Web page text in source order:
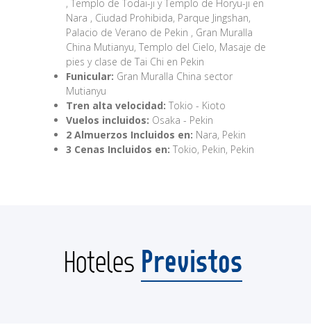
, Templo de Todai-ji y Templo de Horyu-ji en
Nara , Ciudad Prohibida, Parque Jingshan,
Palacio de Verano de Pekin , Gran Muralla
China Mutianyu, Templo del Cielo, Masaje de
pies y clase de Tai Chi en Pekin
Funicular: Gran Muralla China sector
Mutianyu
Tren alta velocidad: Tokio - Kioto
Vuelos incluidos: Osaka - Pekin
2 Almuerzos Incluidos en: Nara, Pekin
3 Cenas Incluidos en: Tokio, Pekin, Pekin
Hoteles Previstos